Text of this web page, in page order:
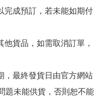
完成預訂，若未能如期付
貨品，如需取消訂單，
，最終發貨日由官方網站
題未能供貨，否則恕不能